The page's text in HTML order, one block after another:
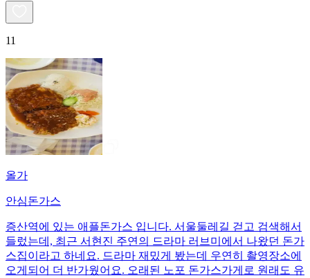
11
올가
안심돈가스
증산역에 있는 애플돈가스 입니다. 서울둘레길 걷고 검색해서
들렀는데, 최근 서현진 주연의 드라마 러브미에서 나왔던 돈가
스집이라고 하네요. 드라마 재밌게 봤는데 우연히 촬영장소에
오게되어 더 반가웠어요. 오래된 노포 돈가스가게로 원래도 유